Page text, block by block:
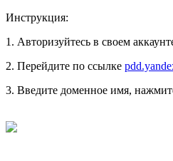
Инструкция:
1. Авторизуйтесь в своем
2. Перейдите по ссылке
3. Введите доменное имя,